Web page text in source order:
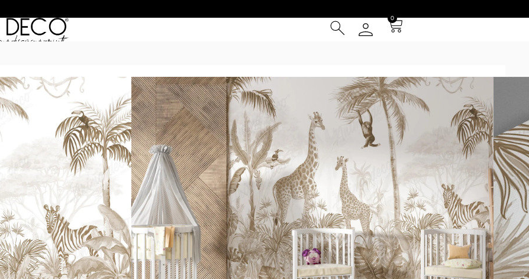
0
Inicio/Murales/MUNDO INFANTIL/SAFARIS
MUNA
$55.990–$74.990POR M² (IVA INCLUIDO)
6 Cuotas sin Interés con Tarjeta de Crédito
20% OFF por Transferencia
15 días hábiles Plazo de Entrega **
Incluye instrucciones de instalación
Presupuesta tu pared con el cotizador y obtené una muestra* a escala real según tus
dimensiones. Si son paredes muy grandes se repetirá la composición hasta cubrir las
medidas indicadas y luego en tu pedido se adaptará el modelo correctamente. *Los tonos